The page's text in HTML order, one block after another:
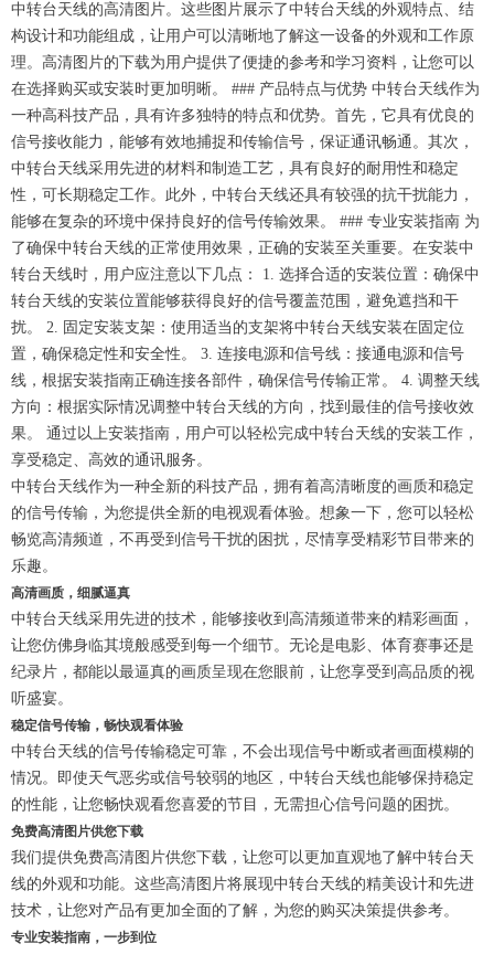
中转台天线的高清图片。这些图片展示了中转台天线的外观特点、结
构设计和功能组成，让用户可以清晰地了解这一设备的外观和工作原
理。高清图片的下载为用户提供了便捷的参考和学习资料，让您可以
在选择购买或安装时更加明晰。 ### 产品特点与优势 中转台天线作为
一种高科技产品，具有许多独特的特点和优势。首先，它具有优良的
信号接收能力，能够有效地捕捉和传输信号，保证通讯畅通。其次，
中转台天线采用先进的材料和制造工艺，具有良好的耐用性和稳定
性，可长期稳定工作。此外，中转台天线还具有较强的抗干扰能力，
能够在复杂的环境中保持良好的信号传输效果。 ### 专业安装指南 为
了确保中转台天线的正常使用效果，正确的安装至关重要。在安装中
转台天线时，用户应注意以下几点： 1. 选择合适的安装位置：确保中
转台天线的安装位置能够获得良好的信号覆盖范围，避免遮挡和干
扰。 2. 固定安装支架：使用适当的支架将中转台天线安装在固定位
置，确保稳定性和安全性。 3. 连接电源和信号线：接通电源和信号
线，根据安装指南正确连接各部件，确保信号传输正常。 4. 调整天线
方向：根据实际情况调整中转台天线的方向，找到最佳的信号接收效
果。 通过以上安装指南，用户可以轻松完成中转台天线的安装工作，
享受稳定、高效的通讯服务。
中转台天线作为一种全新的科技产品，拥有着高清晰度的画质和稳定
的信号传输，为您提供全新的电视观看体验。想象一下，您可以轻松
畅览高清频道，不再受到信号干扰的困扰，尽情享受精彩节目带来的
乐趣。
高清画质，细腻逼真
中转台天线采用先进的技术，能够接收到高清频道带来的精彩画面，
让您仿佛身临其境般感受到每一个细节。无论是电影、体育赛事还是
纪录片，都能以最逼真的画质呈现在您眼前，让您享受到高品质的视
听盛宴。
稳定信号传输，畅快观看体验
中转台天线的信号传输稳定可靠，不会出现信号中断或者画面模糊的
情况。即使天气恶劣或信号较弱的地区，中转台天线也能够保持稳定
的性能，让您畅快观看您喜爱的节目，无需担心信号问题的困扰。
免费高清图片供您下载
我们提供免费高清图片供您下载，让您可以更加直观地了解中转台天
线的外观和功能。这些高清图片将展现中转台天线的精美设计和先进
技术，让您对产品有更加全面的了解，为您的购买决策提供参考。
专业安装指南，一步到位